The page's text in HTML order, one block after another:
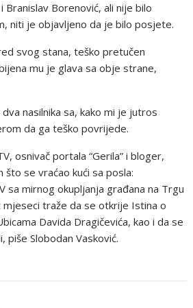
Borenović, ali nije bilo
niti je objavljeno da je bilo posjete.
svog stana, teško pretučen
mu je glava sa obje strane,
nasilnika sa, kako mi je jutros
da ga teško povrijede.
osnivač portala “Gerila” i bloger,
što se vraćao kući sa posla:
sa mirnog okupljanja građana na Trgu
mjeseci traže da se otkrije Istina o
Davida Dragičevića, kao i da se
piše Slobodan Vasković.